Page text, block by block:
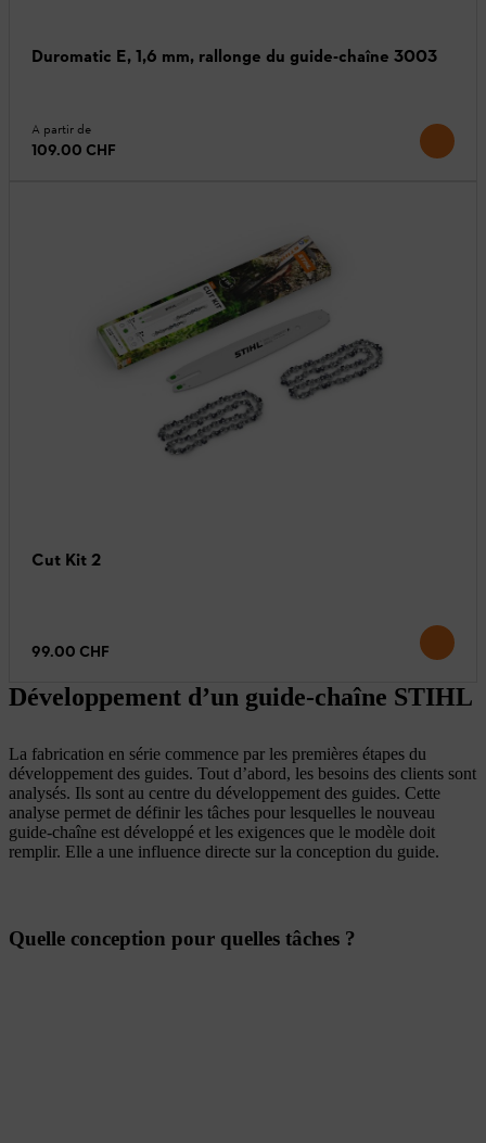
Duromatic E, 1,6 mm, rallonge du guide-chaîne 3003
A partir de
109.00 CHF
Cut Kit 2
99.00 CHF
Développement d’un guide-chaîne STIHL
La fabrication en série commence par les premières étapes du
développement des guides. Tout d’abord, les besoins des clients sont
analysés. Ils sont au centre du développement des guides. Cette
analyse permet de définir les tâches pour lesquelles le nouveau
guide-chaîne est développé et les exigences que le modèle doit
remplir. Elle a une influence directe sur la conception du guide.
Quelle conception pour quelles tâches ?